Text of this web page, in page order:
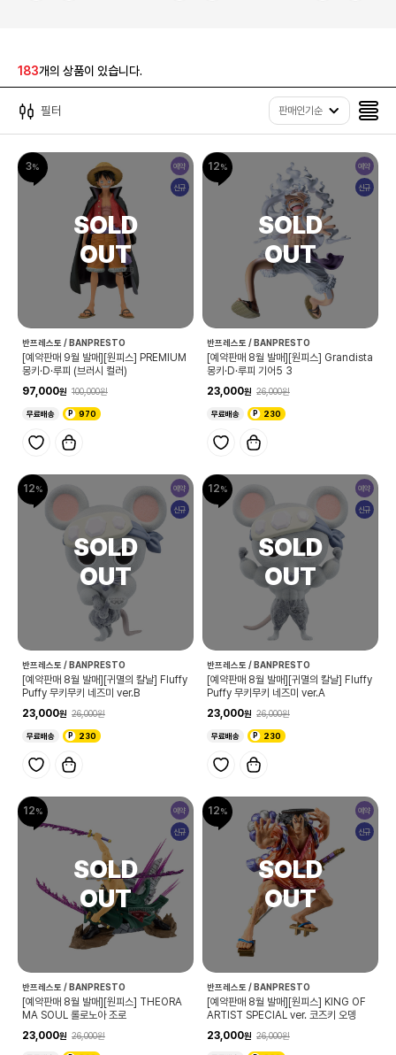
183개의 상품이 있습니다.
필터 판매인기순
3 예약
신규
반프레스토 / BANPRESTO
[예약판매 9월 발매][원피스] PREMIUM
몽키·D·루피 (브러시 컬러)
97,000
100,000
무료배송 970
12 예약
신규
반프레스토 / BANPRESTO
[예약판매 8월 발매][원피스] Grandista
몽키·D·루피 기어5 3
23,000
26,000
무료배송 230
12 예약
신규
반프레스토 / BANPRESTO
[예약판매 8월 발매][귀멸의 칼날] Fluffy
Puffy 무키무키 네즈미 ver.B
23,000
26,000
무료배송 230
12 예약
신규
반프레스토 / BANPRESTO
[예약판매 8월 발매][귀멸의 칼날] Fluffy
Puffy 무키무키 네즈미 ver.A
23,000
26,000
무료배송 230
12 예약
신규
반프레스토 / BANPRESTO
[예약판매 8월 발매][원피스] THEORA
MA SOUL 롤로노아 조로
23,000
26,000
12 예약
신규
반프레스토 / BANPRESTO
[예약판매 8월 발매][원피스] KING OF
ARTIST SPECIAL ver. 코즈키 오뎅
23,000
26,000